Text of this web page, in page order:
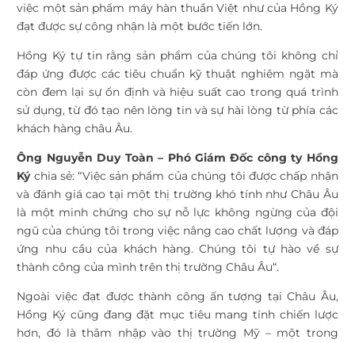
việc một sản phẩm máy hàn thuần Việt như của Hồng Ký
đạt được sự công nhận là một bước tiến lớn.
Hồng Ký tự tin rằng sản phẩm của chúng tôi không chỉ
đáp ứng được các tiêu chuẩn kỹ thuật nghiêm ngặt mà
còn đem lại sự ổn định và hiệu suất cao trong quá trình
sử dụng, từ đó tạo nên lòng tin và sự hài lòng từ phía các
khách hàng châu Âu.
Ông Nguyễn Duy Toàn – Phó Giám Đốc công ty Hồng
Kýchia sẻ: “Việc sản phẩm của chúng tôi được chấp nhận
và đánh giá cao tại một thị trường khó tính như Châu Âu
là một minh chứng cho sự nỗ lực không ngừng của đội
ngũ của chúng tôi trong việc nâng cao chất lượng và đáp
ứng nhu cầu của khách hàng. Chúng tôi tự hào về sự
thành công của mình trên thị trường Châu Âu“.
Ngoài việc đạt được thành công ấn tượng tại Châu Âu,
Hồng Ký cũng đang đặt mục tiêu mang tính chiến lược
hơn, đó là thâm nhập vào thị trường Mỹ – một trong